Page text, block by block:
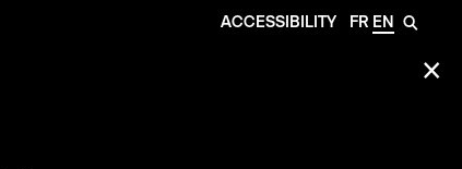
ACCESSIBILITY FR EN 🔎
✕